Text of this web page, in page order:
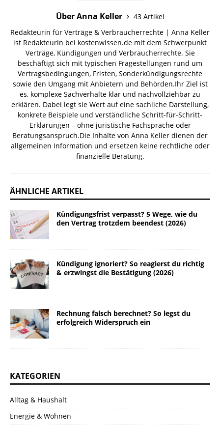
Über Anna Keller
43 Artikel
Redakteurin für Verträge & Verbraucherrechte | Anna Keller
ist Redakteurin bei kostenwissen.de mit dem Schwerpunkt
Verträge, Kündigungen und Verbraucherrechte. Sie
beschäftigt sich mit typischen Fragestellungen rund um
Vertragsbedingungen, Fristen, Sonderkündigungsrechte
sowie den Umgang mit Anbietern und Behörden.Ihr Ziel ist
es, komplexe Sachverhalte klar und nachvollziehbar zu
erklären. Dabei legt sie Wert auf eine sachliche Darstellung,
konkrete Beispiele und verständliche Schritt-für-Schritt-
Erklärungen – ohne juristische Fachsprache oder
Beratungsanspruch.Die Inhalte von Anna Keller dienen der
allgemeinen Information und ersetzen keine rechtliche oder
finanzielle Beratung.
ÄHNLICHE ARTIKEL
Kündigungsfrist verpasst? 5 Wege, wie du
den Vertrag trotzdem beendest (2026)
Kündigung ignoriert? So reagierst du richtig
& erzwingst die Bestätigung (2026)
Rechnung falsch berechnet? So legst du
erfolgreich Widerspruch ein
KATEGORIEN
Alltag & Haushalt
Energie & Wohnen